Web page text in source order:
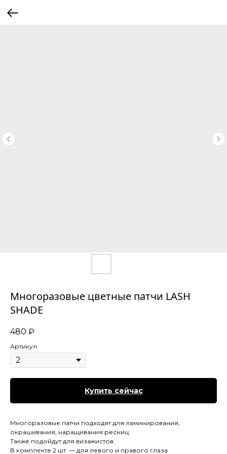
Многоразовые цветные патчи LASH
SHADE
480 ₽
Артикул
Купить сейчас
Многоразовые патчи подходят для ламинирования,
окрашивания, наращивания ресниц.
Также подойдут для визажистов.
В комплекте 2 шт. — для левого и правого глаза